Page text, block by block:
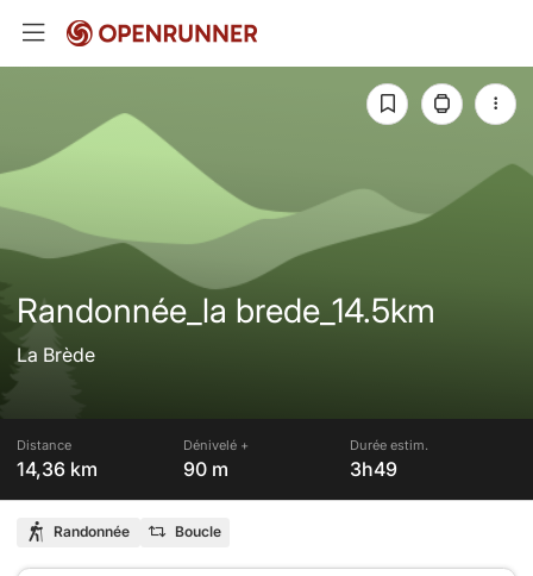
Randonnée_la brede_14.5km
La Brède
Distance
14,36 km
Dénivelé +
90 m
Durée estim.
3h49
Randonnée Boucle